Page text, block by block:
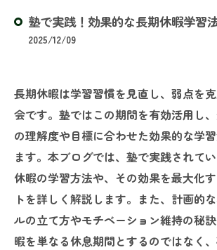
塾で実践！効果的な長期休暇学習
2025/12/09
長期休暇は学習習慣を見直し、弱点を
会です。塾ではこの期間を有効活用し
の理解度や目標に合わせた効果的な学
ます。本ブログでは、塾で実践されて
休暇の学習方法や、その効果を最大化
トを詳しく解説します。また、計画的
ルの立て方やモチベーション維持の秘
暇を単なる休息期間とするのではなく